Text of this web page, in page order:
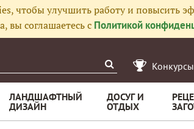
чтобы улучшить работу и повысить
вы соглашаетесь с Политикой
Конкурсы
ЛАНДШАФТНЫЙ
ДИЗАЙН
ДОСУГ И
ОТДЫХ